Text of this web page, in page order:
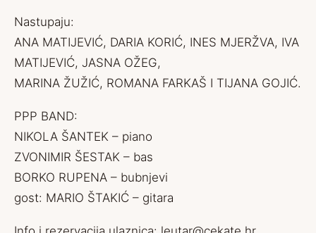
Nastupaju:
ANA MATIJEVIĆ, DARIA KORIĆ, INES MJERŽVA, IVA
MATIJEVIĆ, JASNA OŽEG,
MARINA ŽUŽIĆ, ROMANA FARKAŠ I TIJANA GOJIĆ.
PPP BAND:
NIKOLA ŠANTEK – piano
ZVONIMIR ŠESTAK – bas
BORKO RUPENA – bubnjevi
gost: MARIO ŠTAKIĆ – gitara